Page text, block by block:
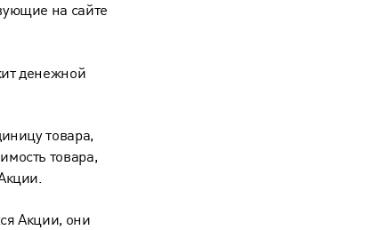
на сайте
денежной
товара,
товара,
Акции, они